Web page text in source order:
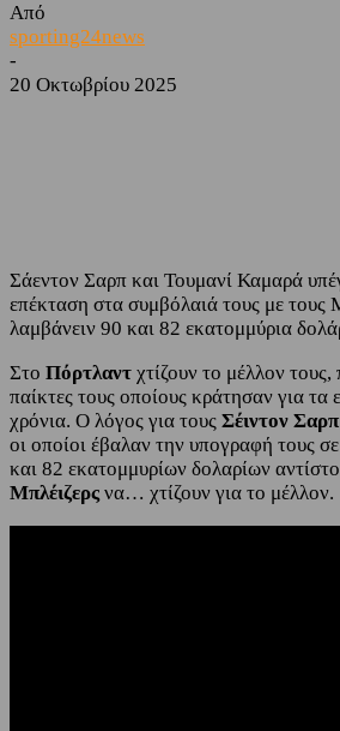
Από
sporting24news
-
20 Οκτωβρίου 2025
Σάεντον Σαρπ και Τουμανί Καμαρά
επέκταση στα συμβόλαιά τους με τους
λαμβάνειν 90 και 82 εκατομμύρια
Στο Πόρτλαντ χτίζουν το μέλλον
παίκτες τους οποίους κράτησαν για τα
χρόνια. Ο λόγος για τους Σέιντον Σαρπ
οι οποίοι έβαλαν την υπογραφή τους
και 82 εκατομμυρίων δολαρίων
Μπλέιζερς να… χτίζουν για το μέλλον.